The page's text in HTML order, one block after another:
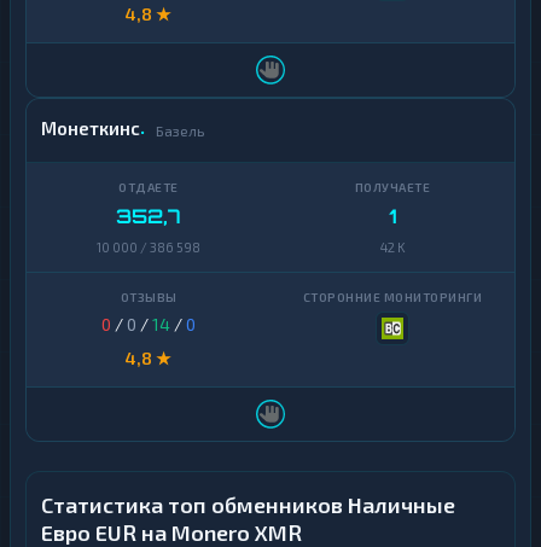
4,8 ★
Монеткинс Базель
352,7
10 000 / 386 598
1
42 K
0 / 0 /14 /0
4,8 ★
Статистика топ обменников Наличные
Евро EUR на Monero XMR